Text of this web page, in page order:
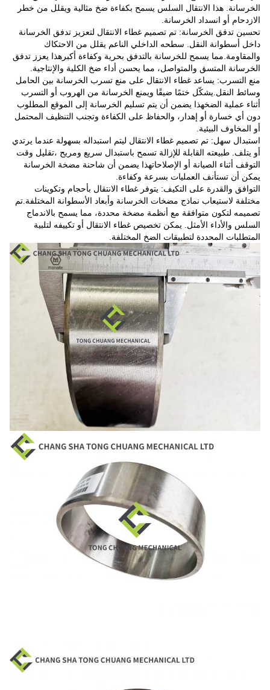
الخرسانة. هذا الانتقال السلس يسمح بكفاءة ضخ مثالية ويقلل من خطر
الازدحام أو انسداد الخرسانة.
تحسين تدفق الخرسانة: تم تصميم غطاء الانتقال لتعزيز تدفق الخرسانة
داخل أسطوانة النقل. سطحه الداخلي الناعم يقلل من الاحتكاك
والمقاومة.مما يسمح للخرسانة بالتدفق بحرية وكفاءة أكبرهذا يعزز تدفق
الخرسانة المتسق والمتواصل، مما يحسن أداء ضخ الكلية والإنتاجية.
منع التسرب: يساعد غطاء الانتقال على منع تسرب الخرسانة بين الحامل
وسائط النقل.يشكّل ختمًا ضيقًا ويمنع الخرسانة من الهروب أو التسرب
أثناء عملية الضخهذا يضمن أن يتم تسليم الخرسانة إلى الموقع المطلوب
دون أي خسارة أو إهدار، والحفاظ على الكفاءة وتجنب التنظيف المحتمل
أو المخاوف البيئية.
استبدال سهل: تم تصميم غطاء الانتقال ليتم استبداله بسهولة عندما يرتدي
أو يتلف. طبيعته القابلة للإزالة تسمح باستبدال سريع ومريح ،تقليل وقت
التوقف أثناء الصيانة أو الإصلاحاتهذا يضمن أن شاحنة مضخة الخرسانة
يمكن أن تستأنف العمليات بسرعة وكفاءة.
التوافق والقدرة على التكيف: يتوفر غطاء الانتقال بأحجام وتكوينات
مختلفة لاستيعاب نماذج مضخات الخرسانة وأبعاد الأسطوانة المختلفة.تم
تصميمه لتكون متوافقة مع أنظمة مضخة محددة، مما يسمح بالاندماج
السلس والأداء الأمثل. يمكن تخصيص غطاء الانتقال أو تكييفه لتلبية
المتطلبات المحددة لتطبيقات الضخ المختلفة.